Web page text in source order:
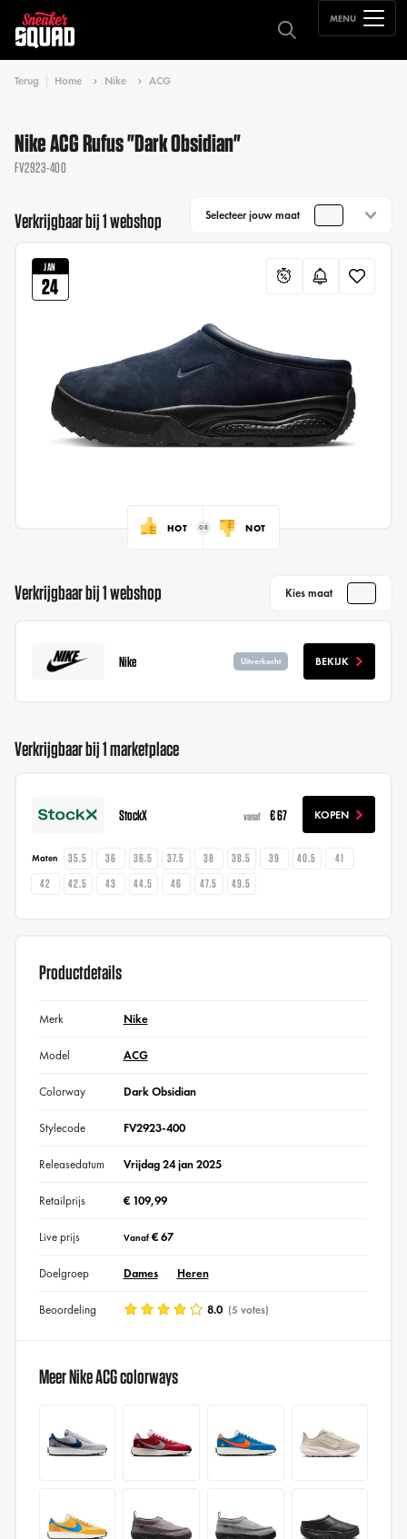
MENU
Terug Home Nike ACG
Nike ACG Rufus "Dark Obsidian"
FV2923-400
Verkrijgbaar bij 1 webshop Selecteer jouw maat
JAN
24
HOT NOT
Verkrijgbaar bij 1 webshop Kies maat
Nike Uitverkocht BEKIJK
Verkrijgbaar bij 1 marketplace
StockX vanaf € 67 KOPEN
Maten 35.5 36 36.5 37.5 38 38.5 39 40.5
41
42
42.5 43 44.5 46 47.5 49.5
Productdetails
Merk Nike
Model ACG
Colorway Dark Obsidian
Stylecode FV2923-400
Releasedatum Vrijdag 24 jan 2025
Retailprijs € 109,99
Live prijs Vanaf€ 67
Doelgroep Dames Heren
Beoordeling 8.0 (5 votes)
Meer Nike ACG colorways